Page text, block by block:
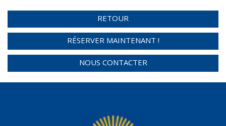
RETOUR
RÉSERVER MAINTENANT !
NOUS CONTACTER